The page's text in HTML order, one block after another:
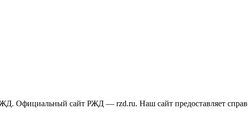
Официальный сайт РЖД — rzd.ru. Наш сайт предоставляет